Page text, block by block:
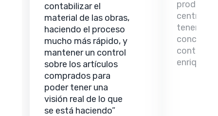
contabilizar el
material de las obras,
haciendo el proceso
mucho más rápido, y
mantener un control
sobre los artículos
comprados para
poder tener una
visión real de lo que
se está haciendo”
producto
tenemos
contenido